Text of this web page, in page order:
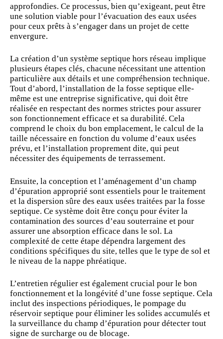
approfondies. Ce processus, bien qu’exigeant, peut être
une solution viable pour l’évacuation des eaux usées
pour ceux prêts à s’engager dans un projet de cette
envergure.
La création d’un système septique hors réseau implique
plusieurs étapes clés, chacune nécessitant une attention
particulière aux détails et une compréhension technique.
Tout d’abord, l’installation de la fosse septique elle-
même est une entreprise significative, qui doit être
réalisée en respectant des normes strictes pour assurer
son fonctionnement efficace et sa durabilité. Cela
comprend le choix du bon emplacement, le calcul de la
taille nécessaire en fonction du volume d’eaux usées
prévu, et l’installation proprement dite, qui peut
nécessiter des équipements de terrassement.
Ensuite, la conception et l’aménagement d’un champ
d’épuration approprié sont essentiels pour le traitement
et la dispersion sûre des eaux usées traitées par la fosse
septique. Ce système doit être conçu pour éviter la
contamination des sources d’eau souterraine et pour
assurer une absorption efficace dans le sol. La
complexité de cette étape dépendra largement des
conditions spécifiques du site, telles que le type de sol et
le niveau de la nappe phréatique.
L’entretien régulier est également crucial pour le bon
fonctionnement et la longévité d’une fosse septique. Cela
inclut des inspections périodiques, le pompage du
réservoir septique pour éliminer les solides accumulés et
la surveillance du champ d’épuration pour détecter tout
signe de surcharge ou de blocage.